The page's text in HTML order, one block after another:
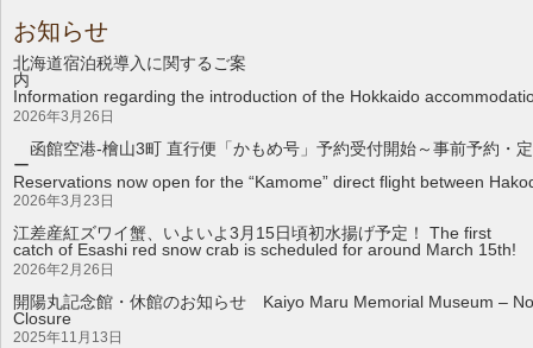
お知らせ
北海道宿泊税導入に関するご案
Information regarding the introduction of the Hokkaido
2026年3月26日
函館空港-檜山3町 直行便「かもめ号」予約受付開始～事前予約・
Reservations now open for the “Kamome” direct flight between
2026年3月23日
江差産紅ズワイ蟹、いよいよ3月15日頃初水揚げ予定！ The first
catch of Esashi red snow crab is scheduled for around March 15th!
2026年2月26日
開陽丸記念館・休館のお知らせ Kaiyo Maru Memorial Museum –
2025年11月13日